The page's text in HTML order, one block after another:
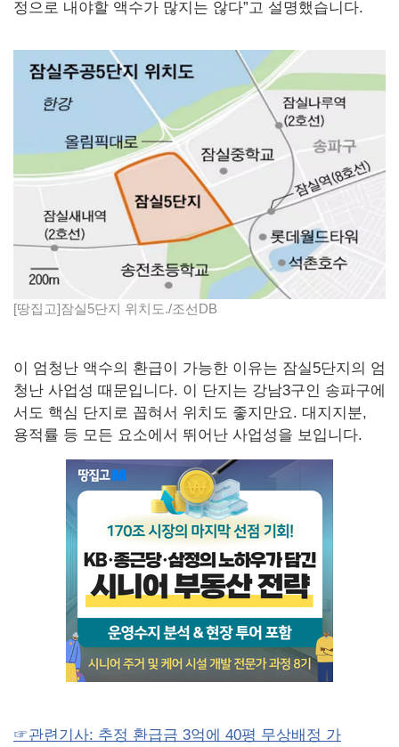
정으로 내야할 액수가 많지는 않다”고 설명했습니다.
[땅집고]잠실5단지 위치도./조선DB
이 엄청난 액수의 환급이 가능한 이유는 잠실5단지의 엄
청난 사업성 때문입니다. 이 단지는 강남3구인 송파구에
서도 핵심 단지로 꼽혀서 위치도 좋지만요. 대지지분,
용적률 등 모든 요소에서 뛰어난 사업성을 보입니다.
☞관련기사: 추정 환급금 3억에 40평 무상배정 가